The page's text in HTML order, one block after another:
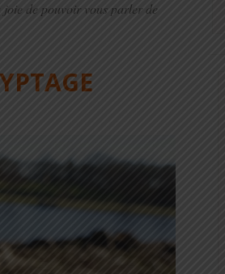
de pouvoir vous parler de